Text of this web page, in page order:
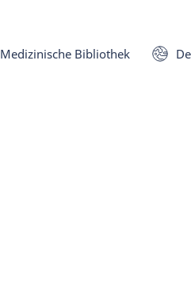
Medizinische Bibliothek